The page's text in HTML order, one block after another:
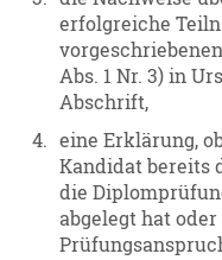
erfolgreiche
Abs. 1 Nr. 3) in
Abschrift,
4. eine Erklärung,
Kandidat bereits
die
abgelegt hat